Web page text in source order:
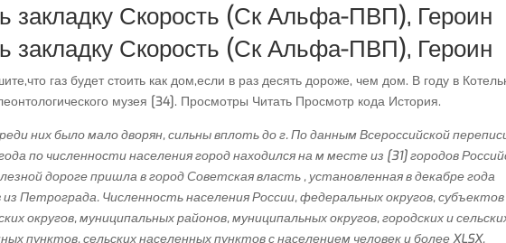
закладку Скорость (Ск Альфа-ПВП), Героин
закладку Скорость (Ск Альфа-ПВП), Героин
газ будет стоить как дом,если в раз десять дороже, чем дом. В году в
музея [34]. Просмотры Читать Просмотр кода История.
них было мало дворян, сильны вплоть до г. По данным Всероссийской
по численности населения город находился на м месте из [31] городов
дороге пришла в город Советская власть , установленная в декабре года
Петрограда. Численность населения России, федеральных округов, субъектов
округов, муниципальных районов, муниципальных округов, городских и
пунктов, сельских населенных пунктов с населением человек и более XLSX.